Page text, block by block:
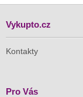
Vykupto.cz
Kontakty
Pro Vás